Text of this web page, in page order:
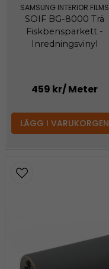
SAMSUNG INTERIOR FILMS
SOIF BG-8000 Trä
Fiskbensparkett -
Inredningsvinyl
459 kr/ Meter
LÄGG I VARUKORGEN